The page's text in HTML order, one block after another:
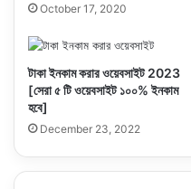
October 17, 2020
টাকা ইনকাম করার ওয়েবসাইট 2023
[সেরা ৫ টি ওয়েবসাইট ১০০% ইনকাম
হবে]
December 23, 2022